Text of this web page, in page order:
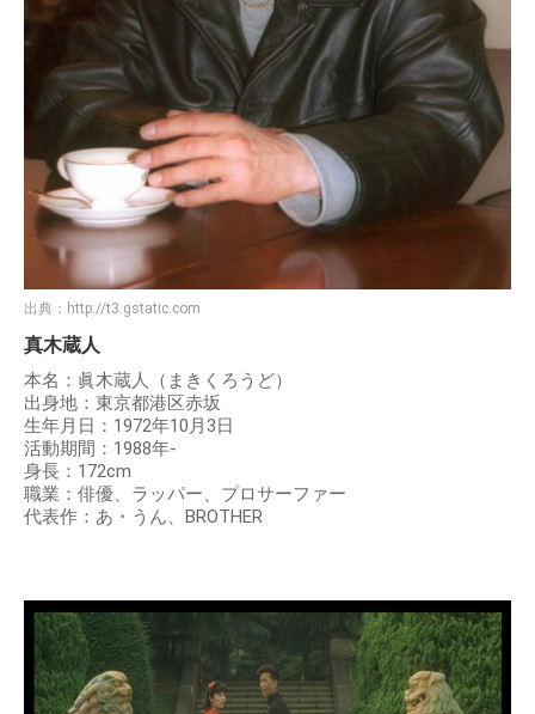
出典： http://t3.gstatic.com
真木蔵人
本名：眞木蔵人（まきくろうど）
出身地：東京都港区赤坂
生年月日：1972年10月3日
活動期間：1988年-
身長：172cm
職業：俳優、ラッパー、プロサーファー
代表作：あ・うん、BROTHER